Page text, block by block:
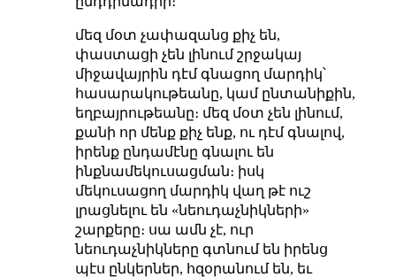
մեզ մօտ չափազանց քիչ են,
փաստացի չեն լինում շրջակայ
միջավայրին դէմ գնացող մարդիկ՝
հասարակութեանը, կամ ընտանիքին,
եղբայրութեանը։ մեզ մօտ չեն լինում,
քանի որ մենք քիչ ենք, ու դէմ գնալով,
իրենք ընդամէնը գնալու են
ինքնամեկուսացման։ իսկ
մեկուսացող մարդիկ վաղ թէ ուշ
լրացնելու են «նեուդաչնիկների»
շարքերը։ սա ամն չէ, ուր
նեուդաչնիկները գտնում են իրենց
պէս ընկերներ, հզօրանում են, եւ